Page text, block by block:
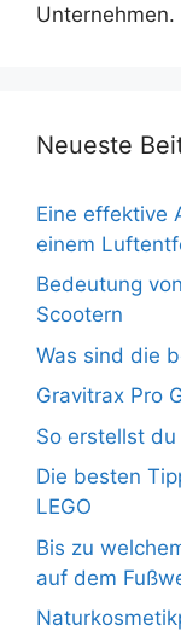
Unternehmen.
Neueste
Eine effektive
einem
Bedeutung
Scootern
Was sind die
Gravitrax Pro
So erstellst
Die besten
LEGO
Bis zu
auf dem